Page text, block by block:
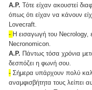
Α.Ρ. Τότε είχαν ακουστεί
όπως ότι είχαν να κάνουν
Lovecraft.
- Η εισαγωγή του
Necronomicon.
Α.Ρ. Πάντως τόσα χρόνια
δεσπόζει η φωνή σου.
- Σήμερα υπάρχουν πολύ
αναμφισβήτητα τους